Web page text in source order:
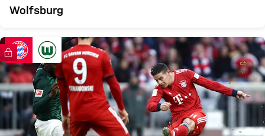
Wolfsburg
FC Bayern TV PLUS